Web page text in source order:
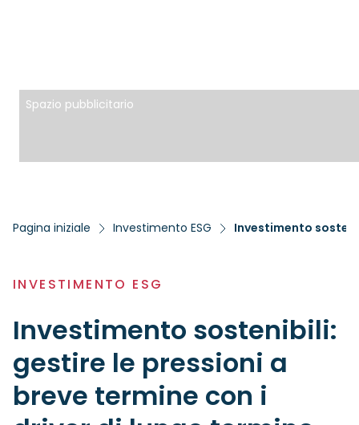
Spazio pubblicitario
Pagina iniziale Investimento ESG Investimento
INVESTIMENTO ESG
Investimento sostenibili:
gestire le pressioni a
breve termine con i